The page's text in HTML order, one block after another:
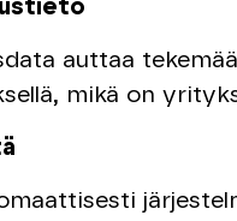
auttaa
mikä on